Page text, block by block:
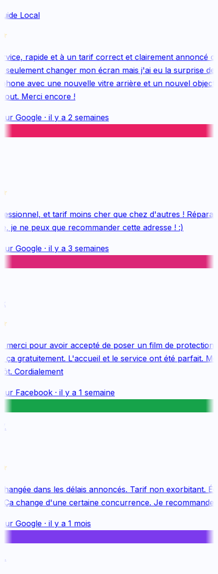
Local
rapide et à un tarif correct et clairement annoncé
changer mon écran mais j'ai eu la surprise de
avec une nouvelle vitre arrière et un nouvel objectif,
Merci encore !
Google· il y a 2 semaines
et tarif moins cher que chez d'autres !
je ne peux que recommander cette adresse ! :)
Google· il y a 3 semaines
pour avoir accepté de poser un film de protection
gratuitement. L'accueil et le service ont été parfait.
Cordialement
Facebook· il y a 1 semaine
dans les délais annoncés. Tarif non exorbitant.
change d'une certaine concurrence. Je recommande
Google· il y a 1 mois